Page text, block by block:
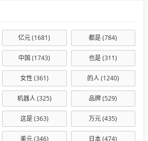
亿元(1681) 都是(784)
中国 (1743) 也是(311)
女性 (361) 的人(1240)
机器人(325) 品牌(529)
这是(363) 万元(435)
美元(346) 日本(474)